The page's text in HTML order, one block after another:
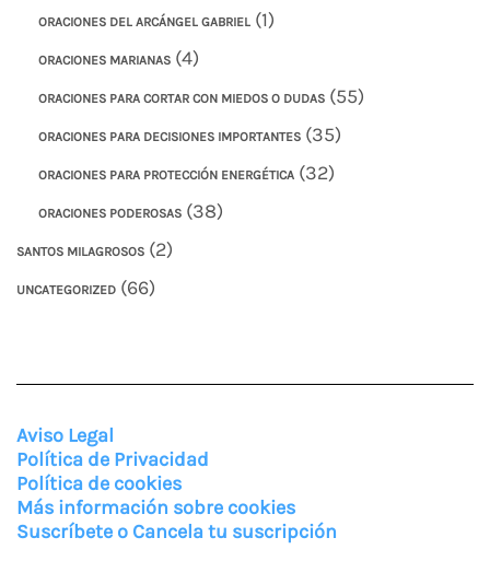
ORACIONES DEL ARCÁNGEL GABRIEL (1)
ORACIONES MARIANAS (4)
ORACIONES PARA CORTAR CON MIEDOS O DUDAS (55)
ORACIONES PARA DECISIONES IMPORTANTES (35)
ORACIONES PARA PROTECCIÓN ENERGÉTICA (32)
ORACIONES PODEROSAS (38)
SANTOS MILAGROSOS (2)
UNCATEGORIZED (66)
Aviso Legal
Política de Privacidad
Política de cookies
Más información sobre cookies
Suscríbete o Cancela tu suscripción